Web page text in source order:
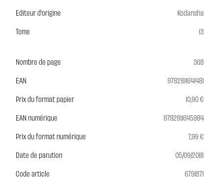
Editeur d'origine
Kodansha
Tome
13
Nombre de page
368
EAN
9782811641481
Prix du format papier
10,90 €
EAN numérique
9782811645984
Prix du format numérique
7,99 €
Date de parution
05/09/2018
Code article
6791871